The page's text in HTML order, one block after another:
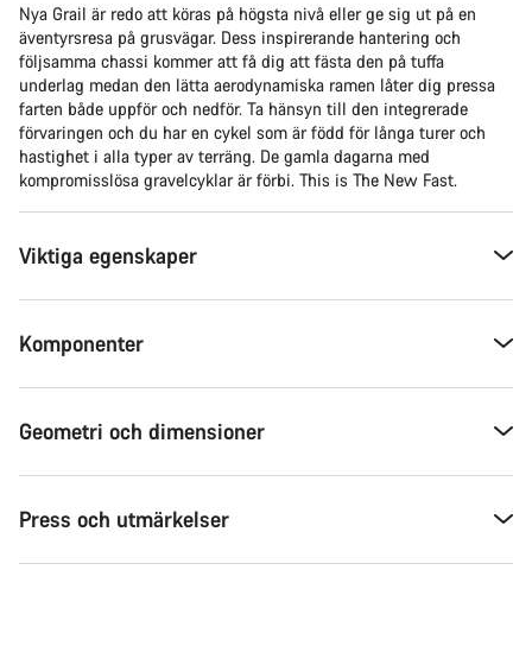
Nya Grail är redo att köras på högsta nivå eller ge sig ut på en
äventyrsresa på grusvägar. Dess inspirerande hantering och
följsamma chassi kommer att få dig att fästa den på tuffa
underlag medan den lätta aerodynamiska ramen låter dig pressa
farten både uppför och nedför. Ta hänsyn till den integrerade
förvaringen och du har en cykel som är född för långa turer och
hastighet i alla typer av terräng. De gamla dagarna med
kompromisslösa gravelcyklar är förbi. This is The New Fast.
Viktiga egenskaper
Komponenter
Geometri och dimensioner
Press och utmärkelser